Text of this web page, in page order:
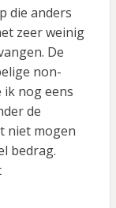
die anders
zeer weinig
De
non-
ik nog eens
de
niet mogen
bedrag.